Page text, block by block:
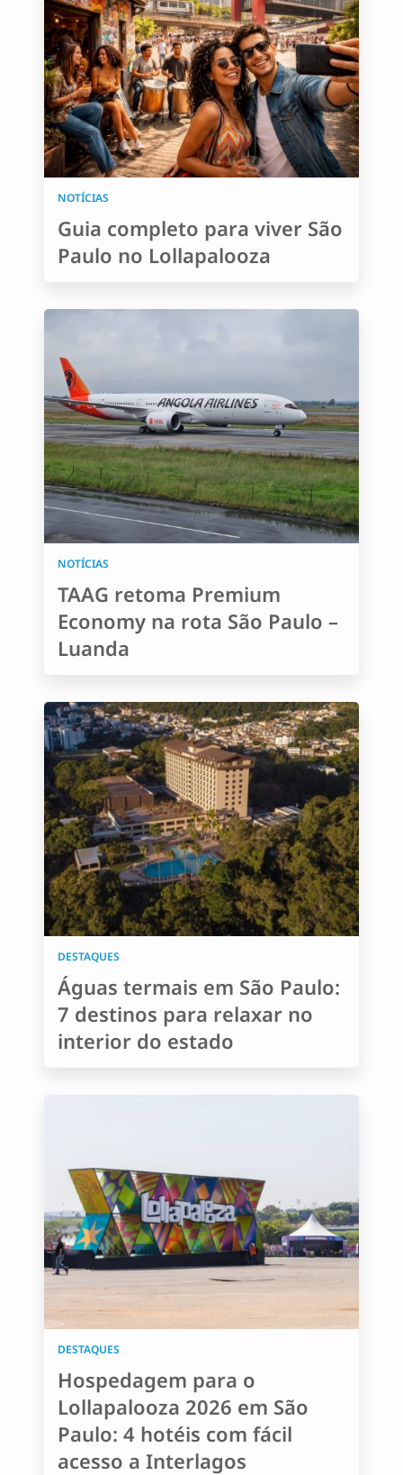
NOTÍCIAS
Guia completo para viver São
Paulo no Lollapalooza
NOTÍCIAS
TAAG retoma Premium
Economy na rota São Paulo –
Luanda
DESTAQUES
Águas termais em São Paulo:
7 destinos para relaxar no
interior do estado
DESTAQUES
Hospedagem para o
Lollapalooza 2026 em São
Paulo: 4 hotéis com fácil
acesso a Interlagos